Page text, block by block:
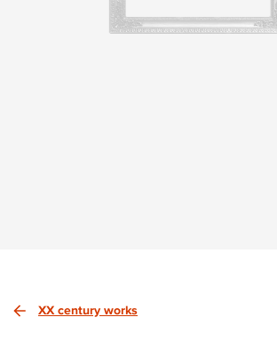
XX century works